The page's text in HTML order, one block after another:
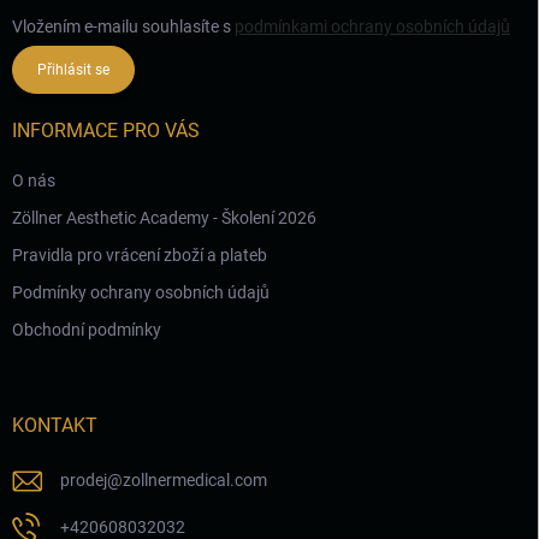
Vložením e-mailu souhlasíte s podmínkami ochrany osobních údajů
Přihlásit se
INFORMACE PRO VÁS
O nás
Zöllner Aesthetic Academy - Školení 2026
Pravidla pro vrácení zboží a plateb
Podmínky ochrany osobních údajů
Obchodní podmínky
KONTAKT
prodej@zollnermedical.com
+420608032032